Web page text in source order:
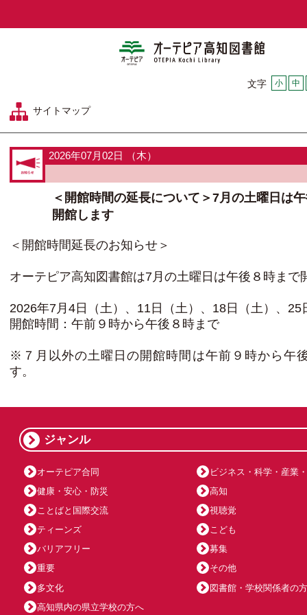
文字 小 中
サイトマップ
2026年07月02日 （木）
＜開館時間の延長について＞7月の土曜日は
開館します
＜開館時間延長のお知らせ＞
オーテピア高知図書館は7月の土曜日は午後８時まで
2026年7月4日（土）、11日（土）、18日（土）、25
開館時間：午前９時から午後８時まで
※７月以外の土曜日の開館時間は午前９時から午
す。
ジャンル
オーテピア合同
ビジネス・科学・産業
健康・安心・防災
高知
ことばと国際交流
視聴覚
ティーンズ
こども
バリアフリー
募集
重要
その他
多文化
図書館・学校関係者の
高知県内の県立学校の方へ